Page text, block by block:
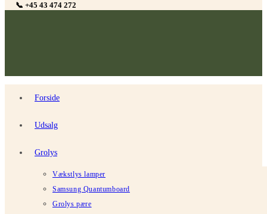
📞 +45 43 474 272
Forside
Udsalg
Grolys
Vækstlys lamper
Samsung Quantumboard
Grolys pære